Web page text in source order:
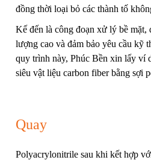
đồng thời loại bỏ các thành tố
Kế đến là công đoạn xử lý bề mặt,
lượng cao và đảm bảo yêu cầu kỹ
quy trình này, Phúc Bền xin lấy ví
siêu vật liệu carbon fiber bằng sợi
Quay
Polyacrylonitrile sau khi kết hợp